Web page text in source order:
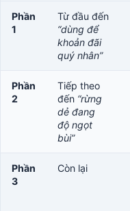
Phần
1
Từ đầu đến
“dùng để
khoản đãi
quý nhân”
Phần
2
Tiếp theo
đến “rừng
dẻ đang
độ ngọt
bùi”
Phần
3
Còn lại